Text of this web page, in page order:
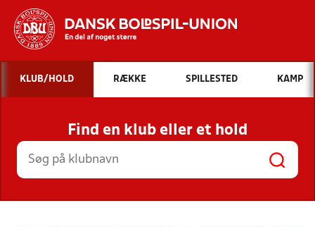
Hvad vil du søge efter?
INDHOLD OG NYHEDER
STILLINGER, RESULTATER, KLUBBER OG
HOLD
KLUB/HOLD RÆKKE SPILLESTED KAMP
Find en klub eller et hold